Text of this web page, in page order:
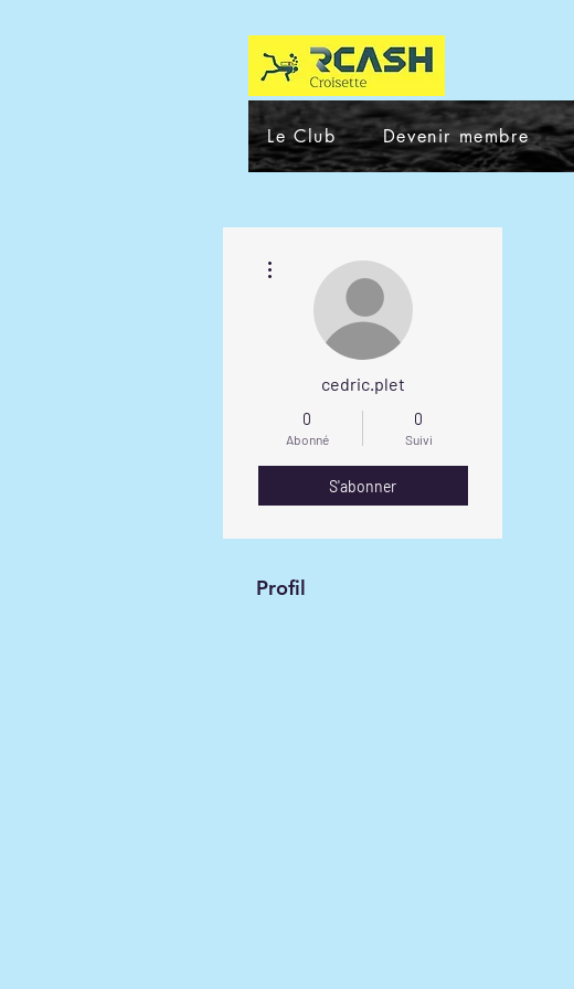
Le Club Devenir membre
cedric.plet
0
Abonné
0
Suivi
S'abonner
Profil